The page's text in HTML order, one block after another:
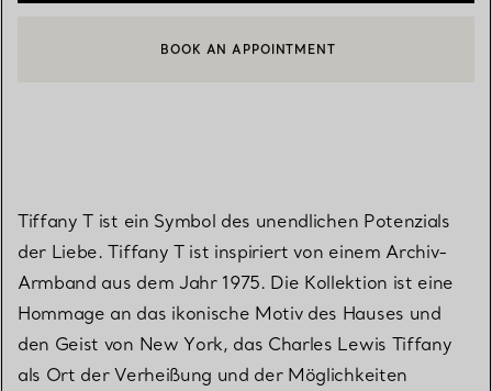
EINEN KUNDENBERATER KONTAKTIEREN ODER EINEN
BOOK AN APPOINTMENT
Tiffany T ist ein Symbol des unendlichen Potenzials
der Liebe. Tiffany T ist inspiriert von einem Archiv-
Armband aus dem Jahr 1975. Die Kollektion ist eine
Hommage an das ikonische Motiv des Hauses und
den Geist von New York, das Charles Lewis Tiffany
als Ort der Verheißung und der Möglichkeiten